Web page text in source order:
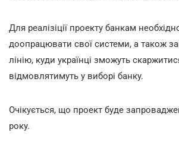
Для реалізіції проекту банкам
доопрацювати свої системи, а також
лінію, куди українці зможуть
відмовлятимуть у виборі банку.
Очікується, що проект буде
року.